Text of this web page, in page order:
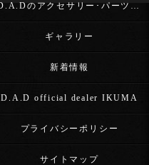
D.A.Dのアクセサリー･パーツ･D.A.D OFFICIAL DEALER IKUMAのお客様の声
ギャラリー
新着情報
D.A.D official dealer IKUMA
プライバシーポリシー
サイトマップ